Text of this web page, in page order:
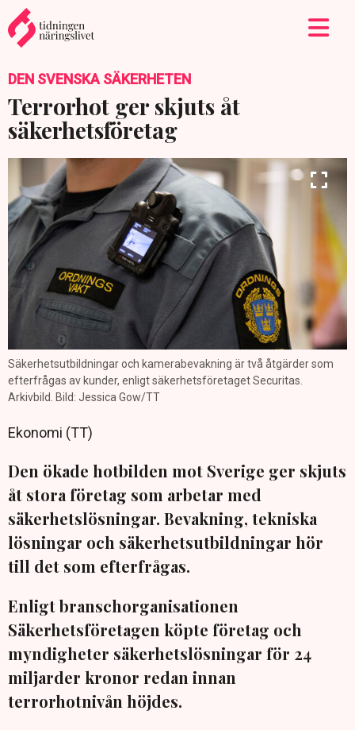
DEN SVENSKA SÄKERHETEN
Terrorhot ger skjuts åt
säkerhetsföretag
Säkerhetsutbildningar och kamerabevakning är två åtgärder som
efterfrågas av kunder, enligt säkerhetsföretaget Securitas.
Arkivbild. Bild: Jessica Gow/TT
Ekonomi (TT)
Den ökade hotbilden mot Sverige ger skjuts
åt stora företag som arbetar med
säkerhetslösningar. Bevakning, tekniska
lösningar och säkerhetsutbildningar hör
till det som efterfrågas.
Enligt branschorganisationen
Säkerhetsföretagen köpte företag och
myndigheter säkerhetslösningar för 24
miljarder kronor redan innan
terrorhotnivån höjdes.